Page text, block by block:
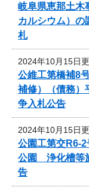
岐阜県恵那土
カルシウム）の
札
2024年10月15日
公維工第橋補8
補修）（債務
争入札公告
2024年10月15日
公園工第交R6-
公園 浄化槽等
告